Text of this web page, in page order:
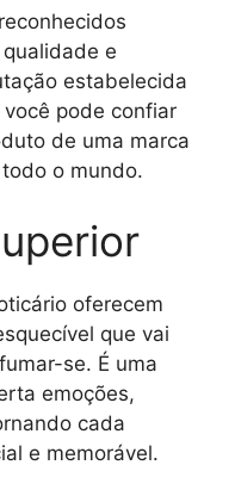
e
estabelecida
pode confiar
de uma marca
o mundo.
oferecem
que vai
se. É uma
emoções,
cada
e memorável.